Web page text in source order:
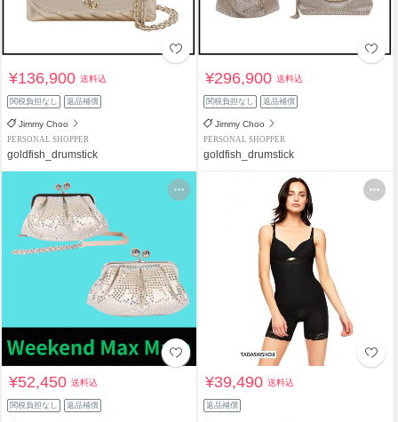
¥136,900送料込
関税負担なし 返品補償
Jimmy Choo
PERSONAL SHOPPER
goldfish_drumstick
¥296,900送料込
関税負担なし 返品補償
Jimmy Choo
PERSONAL SHOPPER
goldfish_drumstick
¥52,450送料込
関税負担なし 返品補償
¥39,490送料込
返品補償